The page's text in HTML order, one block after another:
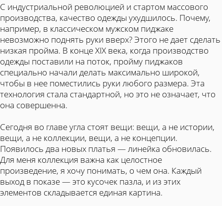
С индустриальной революцией и стартом массового
производства, качество одежды ухудшилось. Почему,
например, в классическом мужском пиджаке
невозможно поднять руки вверх? Этого не дает сделать
низкая пройма. В конце XIX века, когда производство
одежды поставили на поток, пройму пиджаков
специально начали делать максимально широкой,
чтобы в нее поместились руки любого размера. Эта
технология стала стандартной, но это не означает, что
она совершенна.
Сегодня во главе угла стоят вещи: вещи, а не истории,
вещи, а не коллекции, вещи, а не концепции.
Появилось два новых платья — линейка обновилась.
Для меня коллекция важна как целостное
произведение, я хочу понимать, о чем она. Каждый
выход в показе — это кусочек пазла, и из этих
элементов складывается единая картина.